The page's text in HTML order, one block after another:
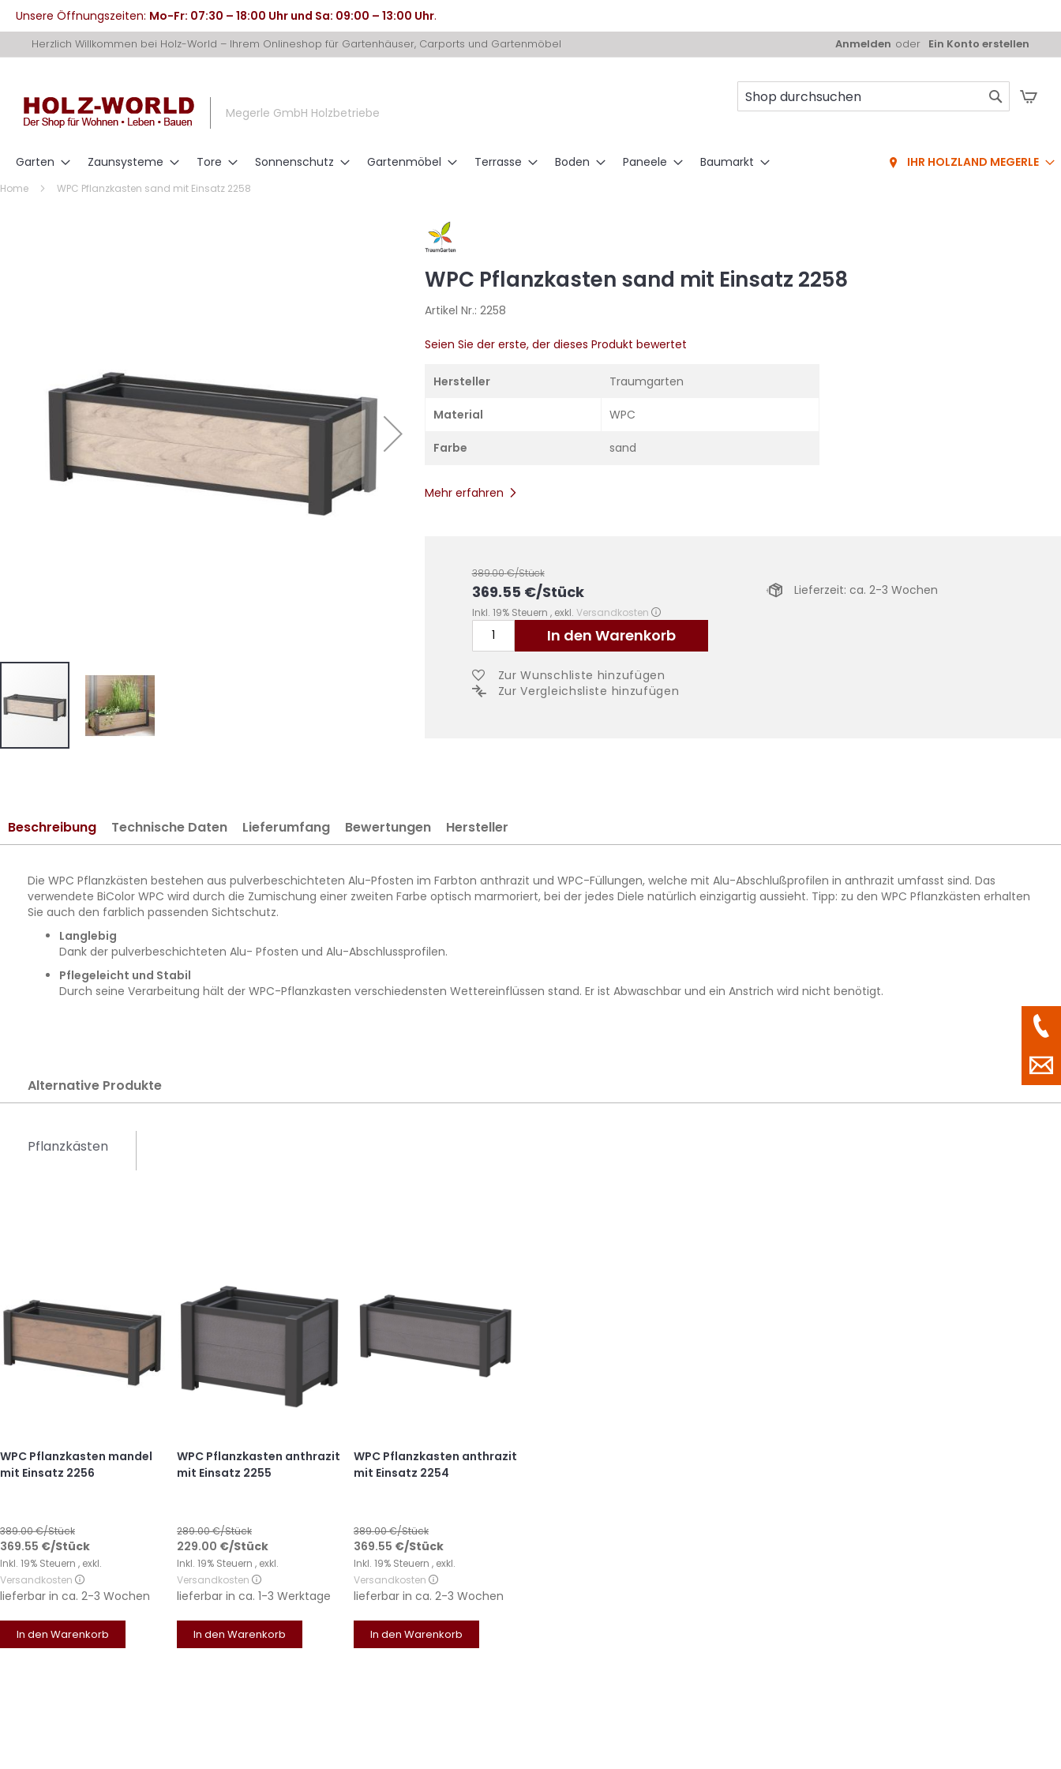
Unsere Öffnungszeiten: Mo-Fr: 07:30 – 18:00 Uhr und Sa: 09:00 – 13:00 Uhr.
zum
Herzlich Willkommen bei Holz-World – Ihrem Onlineshop für Gartenhäuser, Carports und Gartenmöbel Anmelden Ein Konto erstellen
Megerle GmbH Holzbetriebe
Garten Zaunsysteme Tore Sonnenschutz Gartenmöbel Terrasse Boden Paneele Baumarkt IHR HOLZLAND MEGERLE
Home WPC Pflanzkasten sand mit Einsatz 2258
Bildergalerie
springen
WPC Pflanzkasten sand mit Einsatz 2258
Artikel Nr.: 2258
Seien Sie der erste, der dieses Produkt bewertet
Hersteller Traumgarten
Material WPC
Farbe sand
Mehr erfahren
389.00€/Stück
369.55 €/Stück
Inkl. 19% Steuern , exkl. Versandkosten
In den Warenkorb
Lieferzeit: ca. 2-3 Wochen
Zur Wunschliste hinzufügen
Zur Vergleichsliste hinzufügen
Beschreibung
Die WPC Pflanzkästen bestehen aus pulverbeschichteten Alu-Pfosten im Farbton anthrazit und WPC-Füllungen, welche mit Alu-Abschlußprofilen in anthrazit umfasst sind. Das
verwendete BiColor WPC wird durch die Zumischung einer zweiten Farbe optisch marmoriert, bei der jedes Diele natürlich einzigartig aussieht. Tipp: zu den WPC Pflanzkästen erhalten
Sie auch den farblich passenden Sichtschutz.
Langlebig
Dank der pulverbeschichteten Alu- Pfosten und Alu-Abschlussprofilen.
Pflegeleicht und Stabil
Durch seine Verarbeitung hält der WPC-Pflanzkasten verschiedensten Wettereinflüssen stand. Er ist Abwaschbar und ein Anstrich wird nicht benötigt.
Technische Daten Lieferumfang Bewertungen Hersteller
Alternative Produkte
Pflanzkästen
WPC Pflanzkasten mandel
mit Einsatz 2256
389.00€/Stück
369.55 €/Stück
Inkl. 19% Steuern , exkl.
Versandkosten
lieferbar in ca. 2-3 Wochen
In den Warenkorb
WPC Pflanzkasten anthrazit
mit Einsatz 2255
289.00€/Stück
229.00 €/Stück
Inkl. 19% Steuern , exkl.
Versandkosten
lieferbar in ca. 1-3 Werktage
In den Warenkorb
WPC Pflanzkasten anthrazit
mit Einsatz 2254
389.00€/Stück
369.55 €/Stück
Inkl. 19% Steuern , exkl.
Versandkosten
lieferbar in ca. 2-3 Wochen
In den Warenkorb